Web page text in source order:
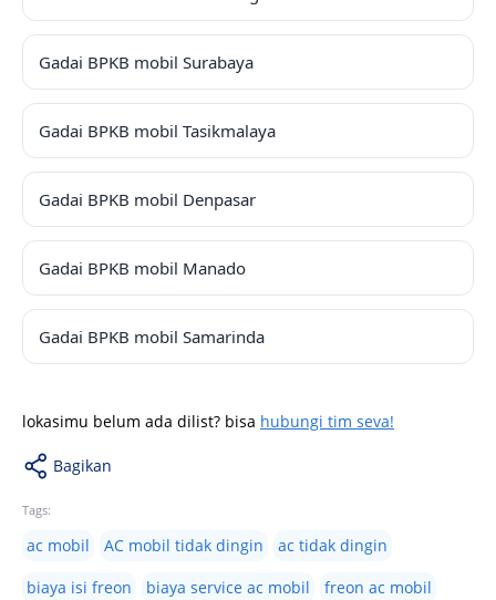
Gadai BPKB mobil Surabaya
Gadai BPKB mobil Tasikmalaya
Gadai BPKB mobil Denpasar
Gadai BPKB mobil Manado
Gadai BPKB mobil Samarinda
lokasimu belum ada dilist? bisa hubungi tim seva!
Bagikan
Tags:
ac mobil AC mobil tidak dingin
ac tidak dingin
biaya isi freon
biaya service ac mobil
freon ac mobil